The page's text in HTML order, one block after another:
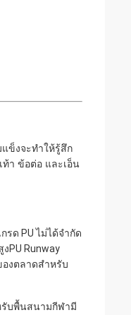
ข็งจะทำให้รู้สึก
า ข้อต่อ และเอ็น
รด PU ไม่ได้จำกัด
PU Runway
งตลาดสำหรับ
รับพื้นสนามกีฬามี